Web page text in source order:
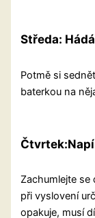
Středa:
Potmě si
baterkou na
Čtvrtek:
Zachumlejte
při vyslovení
opakuje, musí